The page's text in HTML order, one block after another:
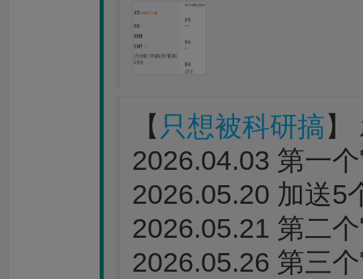
【 只想被科研搞】
2026.04.03 第一
2026.05.20 加送5
2026.05.21 第二
2026.05.26 第三